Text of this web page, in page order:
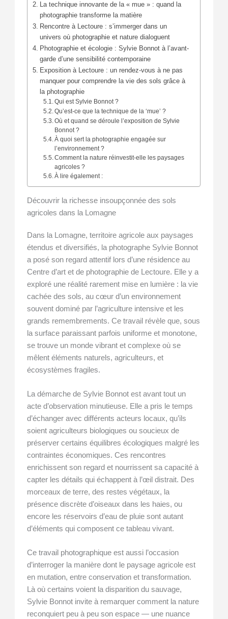
La technique innovante de la « mue » : quand la
photographie transforme la matière
Rencontre à Lectoure : s’immerger dans un
univers où photographie et nature dialoguent
Photographie et écologie : Sylvie Bonnot à l’avant-
garde d’une sensibilité contemporaine
Exposition à Lectoure : un rendez-vous à ne pas
manquer pour comprendre la vie des sols grâce à
la photographie
Qui est Sylvie Bonnot ?
Qu’est-ce que la technique de la ‘mue’ ?
Où et quand se déroule l’exposition de Sylvie
Bonnot ?
À quoi sert la photographie engagée sur
l’environnement ?
Comment la nature réinvestit-elle les paysages
agricoles ?
À lire également :
Découvrir la richesse insoupçonnée des sols
agricoles dans la Lomagne
Dans la Lomagne, territoire agricole aux paysages
étendus et diversifiés, la photographe Sylvie Bonnot
a posé son regard attentif lors d’une résidence au
Centre d’art et de photographie de Lectoure. Elle y a
exploré une réalité rarement mise en lumière : la vie
cachée des sols, au cœur d’un environnement
souvent dominé par l’agriculture intensive et les
grands remembrements. Ce travail révèle que, sous
la surface paraissant parfois uniforme et monotone,
se trouve un monde vibrant et complexe où se
mêlent éléments naturels, agriculteurs, et
écosystèmes fragiles.
La démarche de Sylvie Bonnot est avant tout un
acte d’observation minutieuse. Elle a pris le temps
d’échanger avec différents acteurs locaux, qu’ils
soient agriculteurs biologiques ou soucieux de
préserver certains équilibres écologiques malgré les
contraintes économiques. Ces rencontres
enrichissent son regard et nourrissent sa capacité à
capter les détails qui échappent à l’œil distrait. Des
morceaux de terre, des restes végétaux, la
présence discrète d’oiseaux dans les haies, ou
encore les réservoirs d’eau de pluie sont autant
d’éléments qui composent ce tableau vivant.
Ce travail photographique est aussi l’occasion
d’interroger la manière dont le paysage agricole est
en mutation, entre conservation et transformation.
Là où certains voient la disparition du sauvage,
Sylvie Bonnot invite à remarquer comment la nature
reconquiert peu à peu son espace — une nuance